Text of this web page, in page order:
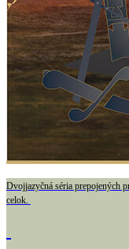
Dvojjazyčná séria prepojených
celok.